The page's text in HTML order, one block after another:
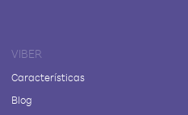
VIBER
Características
Blog